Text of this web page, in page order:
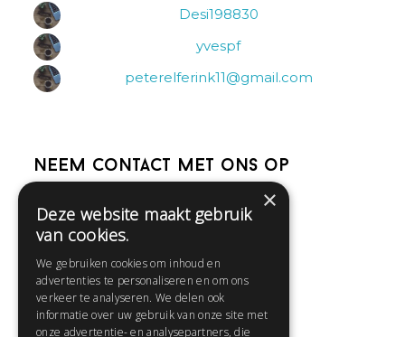
Desi198830
yvespf
peterelferink11@gmail.com
Neem contact met ons op
Help
Contact
Huisregels
×
Deze website maakt gebruik
van cookies.
We gebruiken cookies om inhoud en
advertenties te personaliseren en om ons
verkeer te analyseren. We delen ook
informatie over uw gebruik van onze site met
onze advertentie- en analysepartners, die